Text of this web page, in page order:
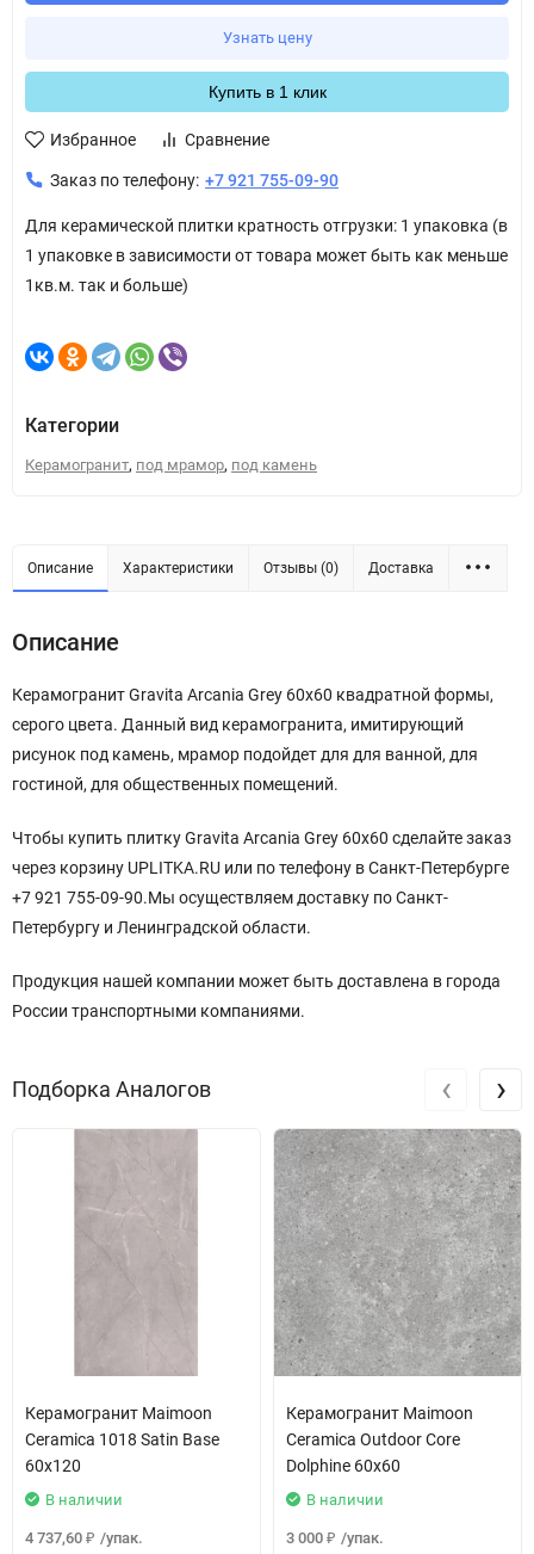
Узнать цену
Купить в 1 клик
Избранное Сравнение
Заказ по телефону: +7 921 755-09-90
Для керамической плитки кратность отгрузки: 1 упаковка (в
1 упаковке в зависимости от товара может быть как меньше
1кв.м. так и больше)
Категории
Керамогранит, под мрамор, под камень
Описание Характеристики Отзывы (0) Доставка
Описание
Керамогранит Gravita Arcania Grey 60x60 квадратной формы,
серого цвета. Данный вид керамогранита, имитирующий
рисунок под камень, мрамор подойдет для для ванной, для
гостиной, для общественных помещений.
Чтобы купить плитку Gravita Arcania Grey 60x60 сделайте заказ
через корзину UPLITKA.RU или по телефону в Санкт-Петербурге
+7 921 755-09-90.Мы осуществляем доставку по Санкт-
Петербургу и Ленинградской области.
Продукция нашей компании может быть доставлена в города
России транспортными компаниями.
Подборка Аналогов
Керамогранит Maimoon
Ceramica 1018 Satin Base
60x120
В наличии
4 737,60 ₽ /упак.
Керамогранит Maimoon
Ceramica Outdoor Core
Dolphine 60x60
В наличии
3 000 ₽ /упак.
‹ ›